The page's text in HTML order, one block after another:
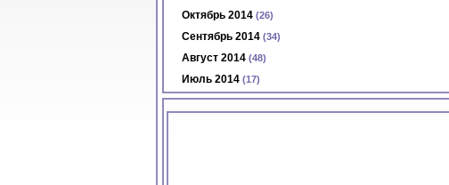
Октябрь 2014(26)
Сентябрь 2014(34)
Август 2014(48)
Июль 2014(17)